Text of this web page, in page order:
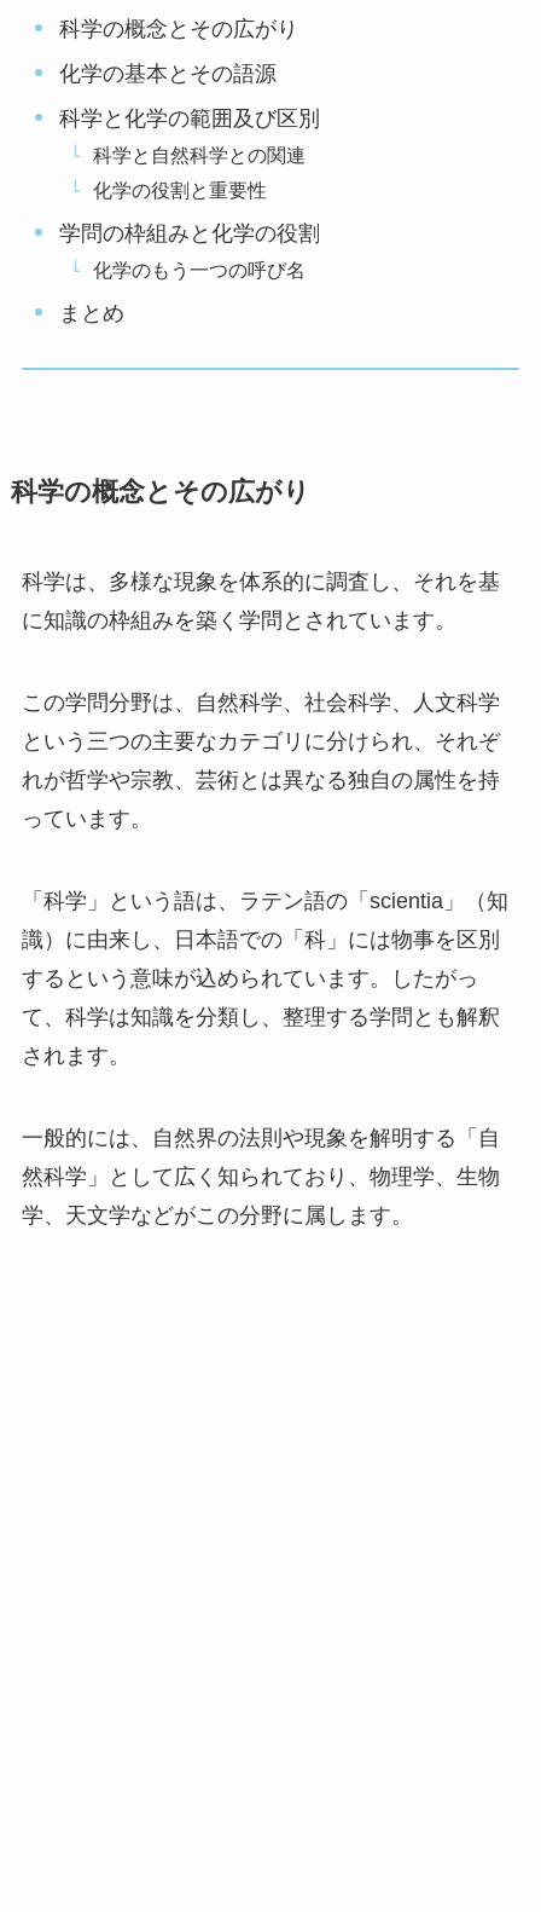
科学の概念とその広がり
化学の基本とその語源
科学と化学の範囲及び区別
科学と自然科学との関連
化学の役割と重要性
学問の枠組みと化学の役割
化学のもう一つの呼び名
まとめ
科学の概念とその広がり
科学は、多様な現象を体系的に調査し、それを基
に知識の枠組みを築く学問とされています。
この学問分野は、自然科学、社会科学、人文科学
という三つの主要なカテゴリに分けられ、それぞ
れが哲学や宗教、芸術とは異なる独自の属性を持
っています。
「科学」という語は、ラテン語の「scientia」（知
識）に由来し、日本語での「科」には物事を区別
するという意味が込められています。したがっ
て、科学は知識を分類し、整理する学問とも解釈
されます。
一般的には、自然界の法則や現象を解明する「自
然科学」として広く知られており、物理学、生物
学、天文学などがこの分野に属します。